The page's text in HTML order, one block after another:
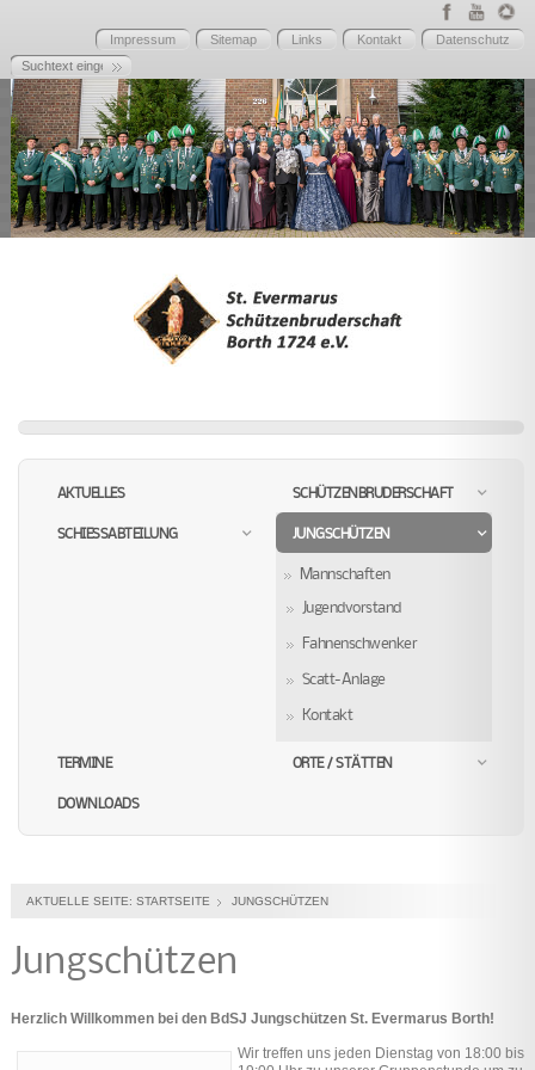
Impressum Sitemap Links Kontakt Datenschutz
AKTUELLES SCHÜTZENBRUDERSCHAFT
SCHIESSABTEILUNG JUNGSCHÜTZEN
Mannschaften
Jugendvorstand
Fahnenschwenker
Scatt-Anlage
Kontakt
TERMINE ORTE / STÄTTEN
DOWNLOADS
AKTUELLE SEITE: STARTSEITE JUNGSCHÜTZEN
Jungschützen
Herzlich Willkommen bei den BdSJ Jungschützen St. Evermarus Borth!
Wir treffen uns jeden Dienstag von 18:00 bis